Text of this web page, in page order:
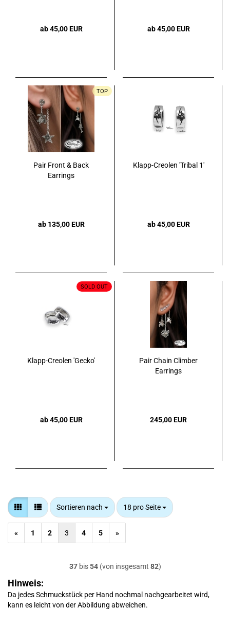
ab 45,00 EUR ab 45,00 EUR
TOP
Pair Front & Back
Earrings
ab 135,00 EUR
Klapp-Creolen 'Tribal 1'
ab 45,00 EUR
SOLD OUT
Klapp-Creolen 'Gecko'
ab 45,00 EUR
Pair Chain Climber
Earrings
245,00 EUR
Sortieren nach
Sortieren nach 18 pro Seite
pro Seite
« 1 2 3 4 5 »
37bis54(von insgesamt 82)
Hinweis:
Da jedes Schmuckstück per Hand nochmal nachgearbeitet wird,
kann es leicht von der Abbildung abweichen.